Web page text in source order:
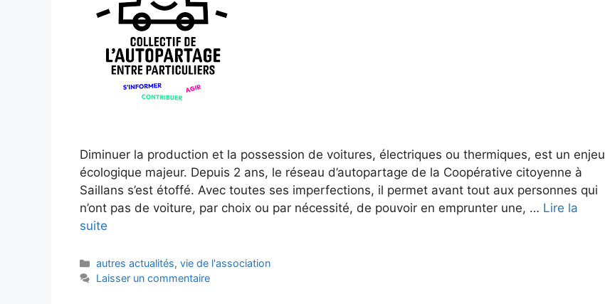
Diminuer la production et la possession de voitures, électriques ou thermiques, est un enjeu
écologique majeur. Depuis 2 ans, le réseau d’autopartage de la Coopérative citoyenne à
Saillans s’est étoffé. Avec toutes ses imperfections, il permet avant tout aux personnes qui
n’ont pas de voiture, par choix ou par nécessité, de pouvoir en emprunter une, … Lire la
suite
Catégories
autres actualités,vie de l'association
Laisser un commentaire